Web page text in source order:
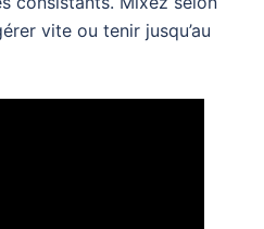
vite ou tenir jusqu’au